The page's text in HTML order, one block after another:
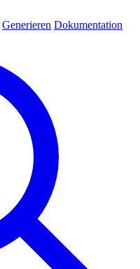
Generieren Dokumentation